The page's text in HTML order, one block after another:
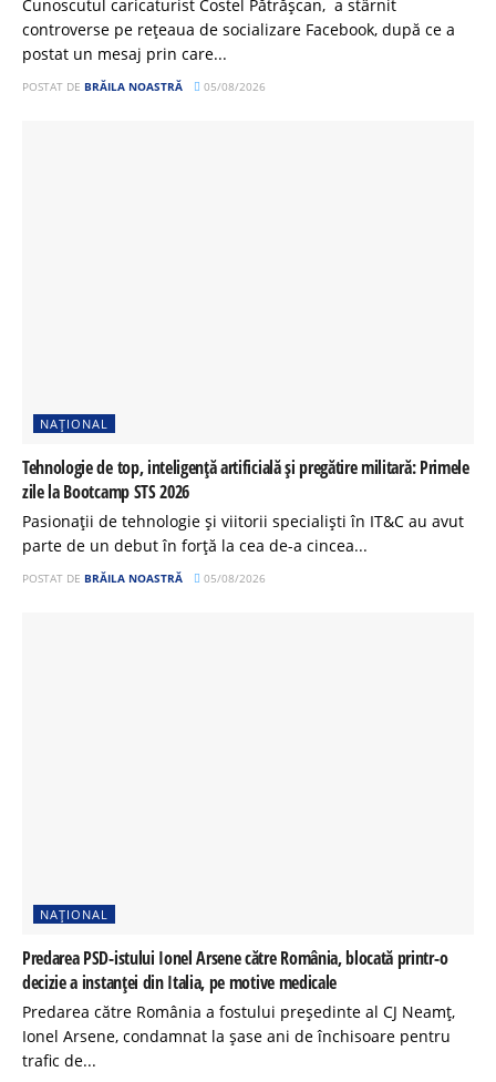
Cunoscutul caricaturist Costel Pătrășcan, a stârnit
controverse pe rețeaua de socializare Facebook, după ce a
postat un mesaj prin care...
POSTAT DE BRĂILA NOASTRĂ 05/08/2026
NAȚIONAL
Tehnologie de top, inteligență artificială și pregătire militară: Primele
zile la Bootcamp STS 2026
Pasionații de tehnologie și viitorii specialiști în IT&C au avut
parte de un debut în forță la cea de-a cincea...
POSTAT DE BRĂILA NOASTRĂ 05/08/2026
NAȚIONAL
Predarea PSD-istului Ionel Arsene către România, blocată printr-o
decizie a instanței din Italia, pe motive medicale
Predarea către România a fostului președinte al CJ Neamț,
Ionel Arsene, condamnat la șase ani de închisoare pentru
trafic de...